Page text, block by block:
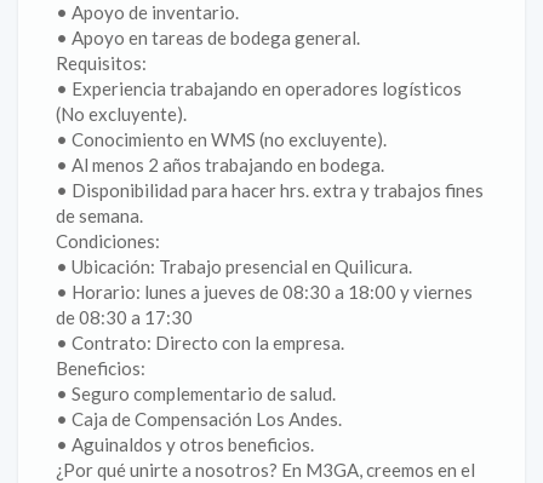
• Apoyo de inventario.
• Apoyo en tareas de bodega general.
Requisitos:
• Experiencia trabajando en operadores logísticos
(No excluyente).
• Conocimiento en WMS (no excluyente).
• Al menos 2 años trabajando en bodega.
• Disponibilidad para hacer hrs. extra y trabajos fines
de semana.
Condiciones:
• Ubicación: Trabajo presencial en Quilicura.
• Horario: lunes a jueves de 08:30 a 18:00 y viernes
de 08:30 a 17:30
• Contrato: Directo con la empresa.
Beneficios:
• Seguro complementario de salud.
• Caja de Compensación Los Andes.
• Aguinaldos y otros beneficios.
¿Por qué unirte a nosotros? En M3GA, creemos en el